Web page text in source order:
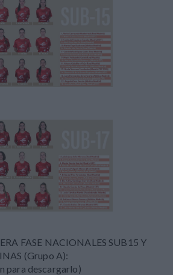
FASE NACIONALES SUB15 Y
(Grupo A):
para descargarlo)